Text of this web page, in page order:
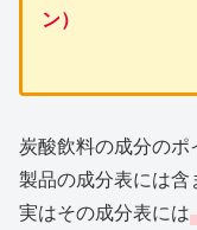
ン）
炭酸飲料の成分のポ
製品の成分表には含
実はその成分表には